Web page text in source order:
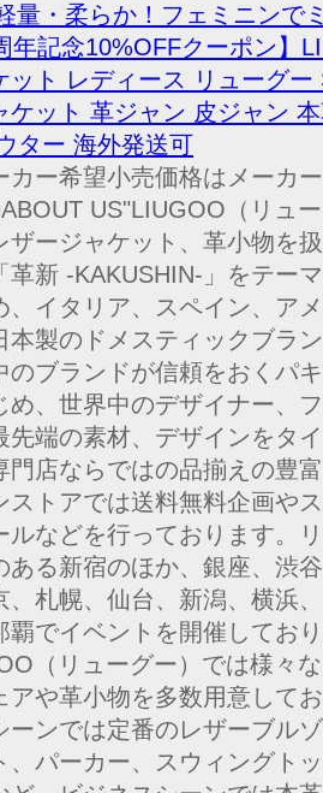
量・柔らか！フェミニンで
年記念10%OFFクーポン】
ット レディース リューグ
ケット 革ジャン 皮ジャン
ター 海外発送可
ー希望小売価格はメーカ
US"LIUGOO（リュ
ザージャケット、革小物を
革新 -KAKUSHIN-」をテー
、イタリア、スペイン、ア
本製のドメスティックブラ
のブランドが信頼をおくパ
め、世界中のデザイナー、
先端の素材、デザインをタ
門店ならではの品揃えの豊
ストアでは送料無料企画や
ルなどを行っております。
ある新宿のほか、銀座、渋
、札幌、仙台、新潟、横浜
覇でイベントを開催してお
（リューグー）では様々
アや革小物を多数用意して
ーンでは定番のレザーブル
、パーカー、スウィングト